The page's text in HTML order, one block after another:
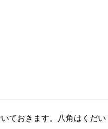
ておきます。八角はくだい